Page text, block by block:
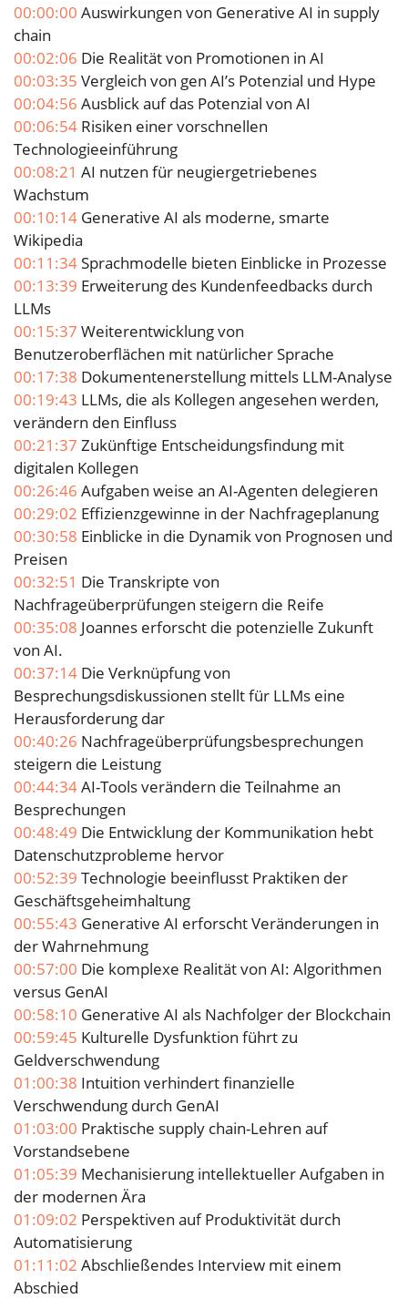
00:00:00 Auswirkungen von Generative AI in supply
chain
00:02:06 Die Realität von Promotionen in AI
00:03:35 Vergleich von gen AI’s Potenzial und Hype
00:04:56 Ausblick auf das Potenzial von AI
00:06:54 Risiken einer vorschnellen
Technologieeinführung
00:08:21 AI nutzen für neugiergetriebenes
Wachstum
00:10:14 Generative AI als moderne, smarte
Wikipedia
00:11:34Sprachmodelle bieten Einblicke in Prozesse
00:13:39 Erweiterung des Kundenfeedbacks durch
LLMs
00:15:37 Weiterentwicklung von
Benutzeroberflächen mit natürlicher Sprache
00:17:38 Dokumentenerstellung mittels LLM-Analyse
00:19:43 LLMs, die als Kollegen angesehen werden,
verändern den Einfluss
00:21:37 Zukünftige Entscheidungsfindung mit
digitalen Kollegen
00:26:46 Aufgaben weise an AI-Agenten delegieren
00:29:02 Effizienzgewinne in der Nachfrageplanung
00:30:58 Einblicke in die Dynamik von Prognosen und
Preisen
00:32:51 Die Transkripte von
Nachfrageüberprüfungen steigern die Reife
00:35:08 Joannes erforscht die potenzielle Zukunft
von AI.
00:37:14 Die Verknüpfung von
Besprechungsdiskussionen stellt für LLMs eine
Herausforderung dar
00:40:26 Nachfrageüberprüfungsbesprechungen
steigern die Leistung
00:44:34AI-Tools verändern die Teilnahme an
Besprechungen
00:48:49 Die Entwicklung der Kommunikation hebt
Datenschutzprobleme hervor
00:52:39 Technologie beeinflusst Praktiken der
Geschäftsgeheimhaltung
00:55:43 Generative AI erforscht Veränderungen in
der Wahrnehmung
00:57:00 Die komplexe Realität von AI: Algorithmen
versus GenAI
00:58:10 Generative AI als Nachfolger der Blockchain
00:59:45 Kulturelle Dysfunktion führt zu
Geldverschwendung
01:00:38 Intuition verhindert finanzielle
Verschwendung durch GenAI
01:03:00 Praktische supply chain-Lehren auf
Vorstandsebene
01:05:39 Mechanisierung intellektueller Aufgaben in
der modernen Ära
01:09:02 Perspektiven auf Produktivität durch
Automatisierung
01:11:02 Abschließendes Interview mit einem
Abschied